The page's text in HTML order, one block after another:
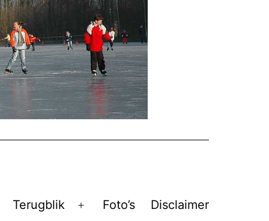
Terugblik
Open
Foto’s Disclaimer